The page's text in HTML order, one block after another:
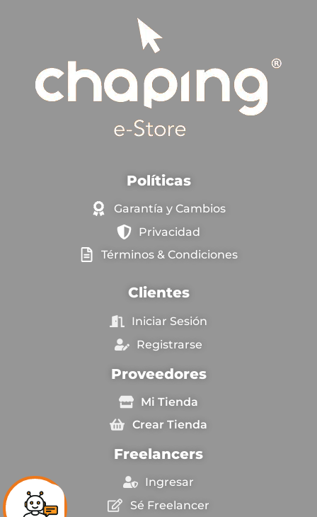
Políticas
Garantía y Cambios
Privacidad
Términos & Condiciones
Clientes
Iniciar Sesión
Registrarse
Proveedores
Mi Tienda
Crear Tienda
Freelancers
Ingresar
Sé Freelancer